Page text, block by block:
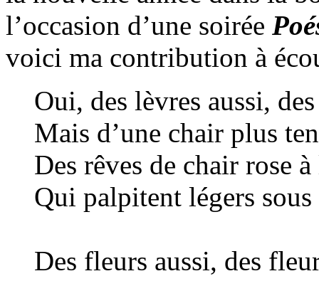
l’occasion d’une soirée
voici ma contribution à
Oui, des lèvres aussi,
Mais d’une chair plus
Des rêves de chair rose
Qui palpitent légers
Des fleurs aussi, des